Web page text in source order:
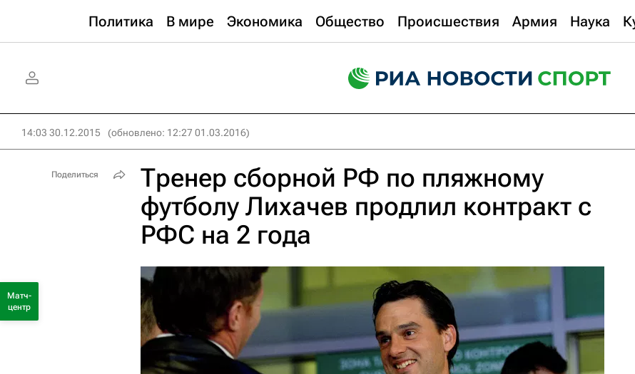
Политика В мире Экономика Общество Происшествия Армия Наука
14:03 30.12.2015 (обновлено: 12:27 01.03.2016)
Тренер сборной РФ по пляжному
футболу Лихачев продлил контракт с
РФС на 2 года
Поделиться
Матч-
центр